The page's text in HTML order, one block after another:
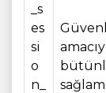
_s
es
si
o
n_